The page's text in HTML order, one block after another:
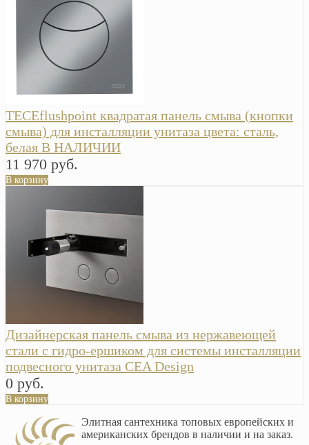
TECEflushpoint квадратая панель смыва (кнопки
смыва) для инсталляции унитаза цвета: сталь,
белая В НАЛИЧИИ
11 970 руб.
В корзину
Дизайнерская панель смыва из нержавеющей
стали с гидро-ершиком для системы инсталляции
подвесного унитаза CEA Design
0 руб.
В корзину
Элитная сантехника топовых европейских и
американских брендов в наличии и на заказ.